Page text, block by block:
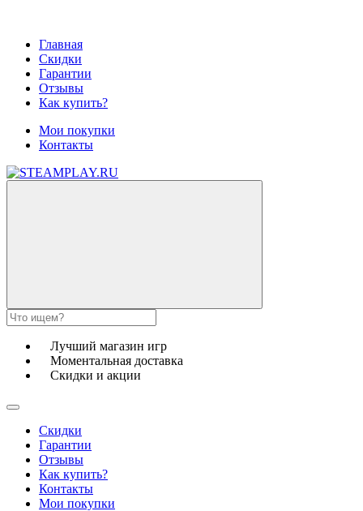
Главная
Скидки
Гарантии
Отзывы
Как купить?
Мои покупки
Контакты
Лучший магазин игр
Моментальная доставка
Скидки и акции
Скидки
Гарантии
Отзывы
Как купить?
Контакты
Мои покупки